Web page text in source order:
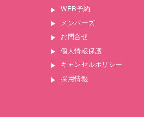
WEB予約
メンバーズ
お問合せ
個人情報保護
キャンセルポリシー
採用情報